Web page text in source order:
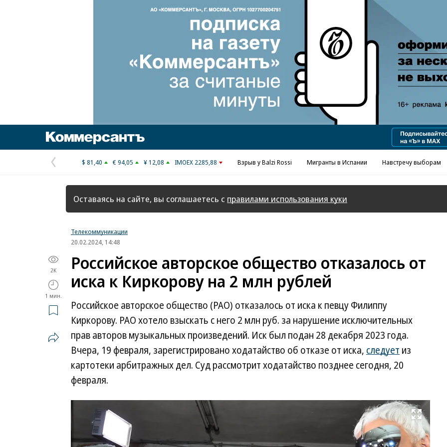
Реклама в «Ъ» www.kommersant.ru/ad
Предыдущая
страница
$ 81,40 € 94,05 ¥ 12,08 IMOEX 2285,88 Взрыв у Balzi Rossi Мигранты в Испании Навстречу выборам
Оставаясь на сайте, вы соглашаетесь с правилами использования куки
Телекоммуникации
20.02.2024, 14:48
2K
1 мин.
Российское авторское общество отказалось от
иска к Киркорову на 2 млн рублей
Российское авторское общество (РАО) отказалось от иска к певцу Филиппу
Киркорову. РАО хотело взыскать с него 2 млн руб. за нарушение исключительных
прав авторов музыкальных произведений. Иск был подан 28 декабря 2023 года.
Вчера, 19 февраля, зарегистрировано ходатайство об отказе от иска, следует из
картотеки арбитражных дел. Суд рассмотрит ходатайство позднее сегодня, 20
февраля.
Развернуть на весь экран